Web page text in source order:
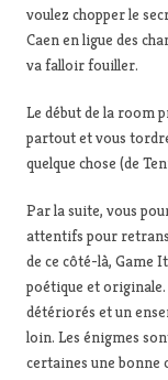
voulez chopper le
Caen en ligue des
va falloir fouiller.
Le début de la room
partout et vous
quelque chose (de
Par la suite, vous
attentifs pour
de ce côté-là, Game
poétique et
détériorés et un
loin. Les énigmes
certaines une bonne